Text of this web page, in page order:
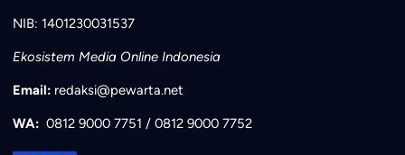
NIB: 1401230031537
Ekosistem Media Online Indonesia
Email: redaksi@pewarta.net
WA: 0812 9000 7751 / 0812 9000 7752